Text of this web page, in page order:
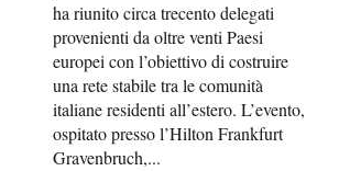
ha riunito circa trecento delegati
provenienti da oltre venti Paesi
europei con l’obiettivo di costruire
una rete stabile tra le comunità
italiane residenti all’estero. L’evento,
ospitato presso l’Hilton Frankfurt
Gravenbruch,...